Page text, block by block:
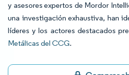
y asesores expertos de Mordor
una investigación exhaustiva, han
líderes y los actores destacados
Metálicas del CCG.